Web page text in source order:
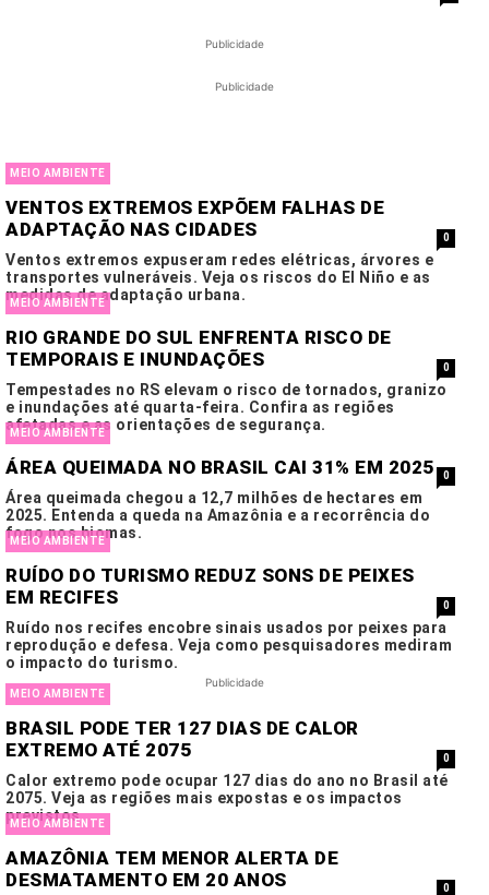
Publicidade
Publicidade
MEIO AMBIENTE
VENTOS EXTREMOS EXPÕEM FALHAS DE
ADAPTAÇÃO NAS CIDADES
0
Ventos extremos expuseram redes elétricas, árvores e
transportes vulneráveis. Veja os riscos do El Niño e as
medidas de adaptação urbana.
MEIO AMBIENTE
RIO GRANDE DO SUL ENFRENTA RISCO DE
TEMPORAIS E INUNDAÇÕES
0
Tempestades no RS elevam o risco de tornados, granizo
e inundações até quarta-feira. Confira as regiões
afetadas e as orientações de segurança.
MEIO AMBIENTE
ÁREA QUEIMADA NO BRASIL CAI 31% EM 2025 0
Área queimada chegou a 12,7 milhões de hectares em
2025. Entenda a queda na Amazônia e a recorrência do
fogo nos biomas.
MEIO AMBIENTE
RUÍDO DO TURISMO REDUZ SONS DE PEIXES
EM RECIFES
0
Ruído nos recifes encobre sinais usados por peixes para
reprodução e defesa. Veja como pesquisadores mediram
o impacto do turismo.
Publicidade
MEIO AMBIENTE
BRASIL PODE TER 127 DIAS DE CALOR
EXTREMO ATÉ 2075
0
Calor extremo pode ocupar 127 dias do ano no Brasil até
2075. Veja as regiões mais expostas e os impactos
previstos.
MEIO AMBIENTE
AMAZÔNIA TEM MENOR ALERTA DE
DESMATAMENTO EM 20 ANOS
0